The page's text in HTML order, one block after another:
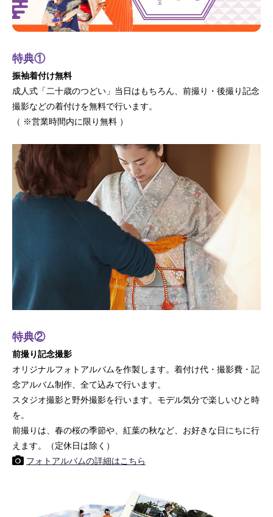
特典①
振袖着付け無料
成人式「二十歳のつどい」当日はもちろん、前撮り・後撮り記念
撮影などの着付けを無料で行います。
（ ※営業時間内に限り無料 ）
特典②
前撮り記念撮影
オリジナルフォトアルバムを作製します。着付け代・撮影費・記
念アルバム制作、全て込みで行います。
スタジオ撮影と野外撮影を行います。モデル気分で楽しいひと時
を。
前撮りは、春の桜の季節や、紅葉の秋など、お好きな日にちに行
えます。（定休日は除く）
フォトアルバムの詳細はこちら